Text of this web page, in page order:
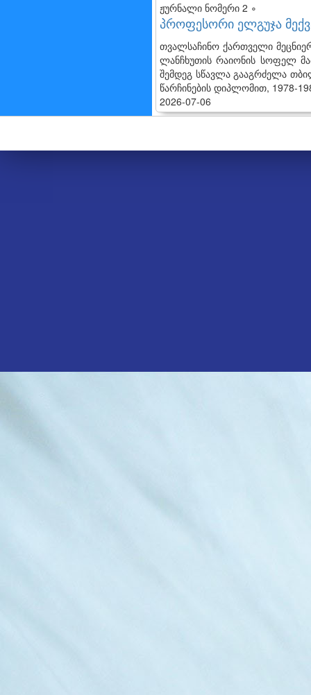
ჟურნალი ნომერი 2 ∘
პროფესორი ელგუჯა
თვალსაჩინო ქართველი
ლანჩხუთის რაიონის სოფელ
შემდეგ სწავლა გააგრძელა
წარჩინების დიპლომით, 1978-
2026-07-06